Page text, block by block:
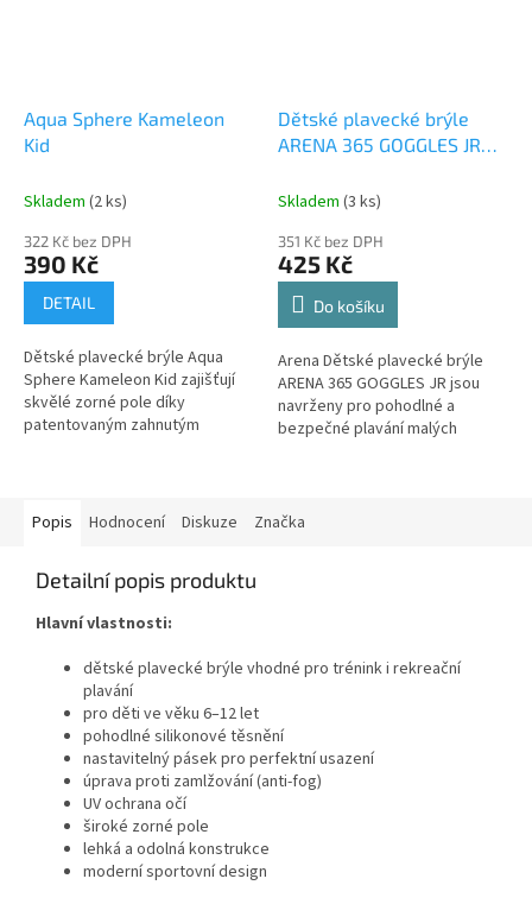
Aqua Sphere Kameleon
Kid
Skladem (2 ks)
322 Kč bez DPH
390 Kč
DETAIL
Dětské plavecké brýle Aqua
Sphere Kameleon Kid zajišťují
skvělé zorné pole díky
patentovaným zahnutým
Dětské plavecké brýle
ARENA 365 GOGGLES JR
Skladem (3 ks)
351 Kč bez DPH
425 Kč
Do košíku
Arena Dětské plavecké brýle
ARENA 365 GOGGLES JR jsou
navrženy pro pohodlné a
bezpečné plavání malých
Popis
Hodnocení Diskuze Značka
Detailní popis produktu
Hlavní vlastnosti:
dětské plavecké brýle vhodné pro trénink i rekreační
plavání
pro děti ve věku 6–12 let
pohodlné silikonové těsnění
nastavitelný pásek pro perfektní usazení
úprava proti zamlžování (anti-fog)
UV ochrana očí
široké zorné pole
lehká a odolná konstrukce
moderní sportovní design